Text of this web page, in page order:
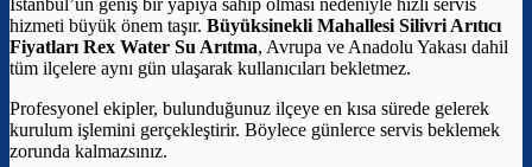
hizmeti büyük önem taşır. Büyüksinekli Mahallesi Silivri Arıtıcı
Fiyatları Rex Water Su Arıtma, Avrupa ve Anadolu Yakası dahil
tüm ilçelere aynı gün ulaşarak kullanıcıları bekletmez.
Profesyonel ekipler, bulunduğunuz ilçeye en kısa sürede gelerek
kurulum işlemini gerçekleştirir. Böylece günlerce servis beklemek
zorunda kalmazsınız.